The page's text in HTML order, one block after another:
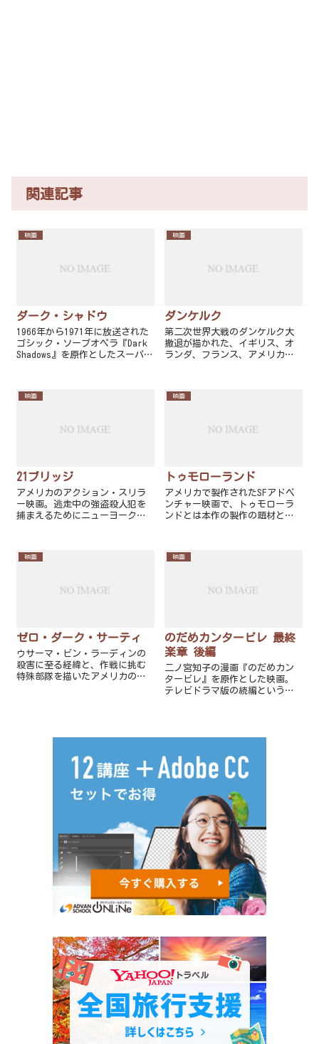
関連記事
映画
ダーク・シャドウ
1966年から1971年に放送された
ゴシック・ソープオペラ『Dark
Shadows』を原作としたスーパー
リンズはジョニー・デップが演
映画
ダンケルク
第二次世界大戦のダンケルク大
撤退が描かれた、イギリス、オ
ランダ、フランス、アメリカの4
筆した。台本に台詞はほとんど
映画
21ブリッジ
アメリカのアクション・スリラ
ー映画。逃走中の強盗殺人犯を
捕まえるためにニューヨーク・
映画
トゥモローランド
アメリカで製作されたSFアドベ
ンチャー映画で、トゥモローラ
ンドとは本作の製作の題材とな
映画
ゼロ・ダーク・サーティ
ウサーマ・ビン・ラーディンの
殺害に至る経緯と、作戦に挑む
特殊部隊を描いたアメリカの政
映画
のだめカンタービレ 最終
楽章 後編
二ノ宮知子の漫画『のだめカン
タービレ』を原作とした映画。
テレビドラマ版の続編という形